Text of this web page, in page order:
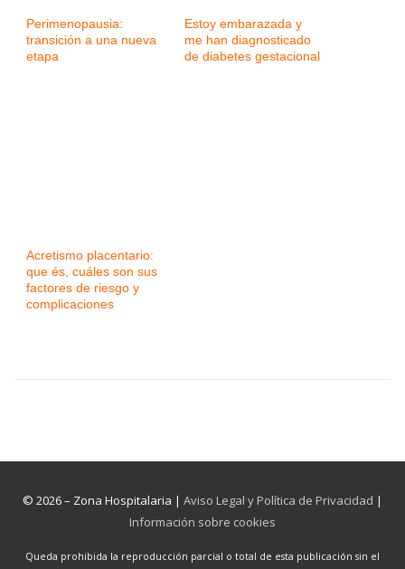
Perimenopausia:
transición a una nueva
etapa
Estoy embarazada y
me han diagnosticado
de diabetes gestacional
Acretismo placentario:
que és, cuáles son sus
factores de riesgo y
complicaciones
© 2026 – Zona Hospitalaria | Aviso Legal y Política de Privacidad |
Información sobre cookies
Queda prohibida la reproducción parcial o total de esta publicación sin el